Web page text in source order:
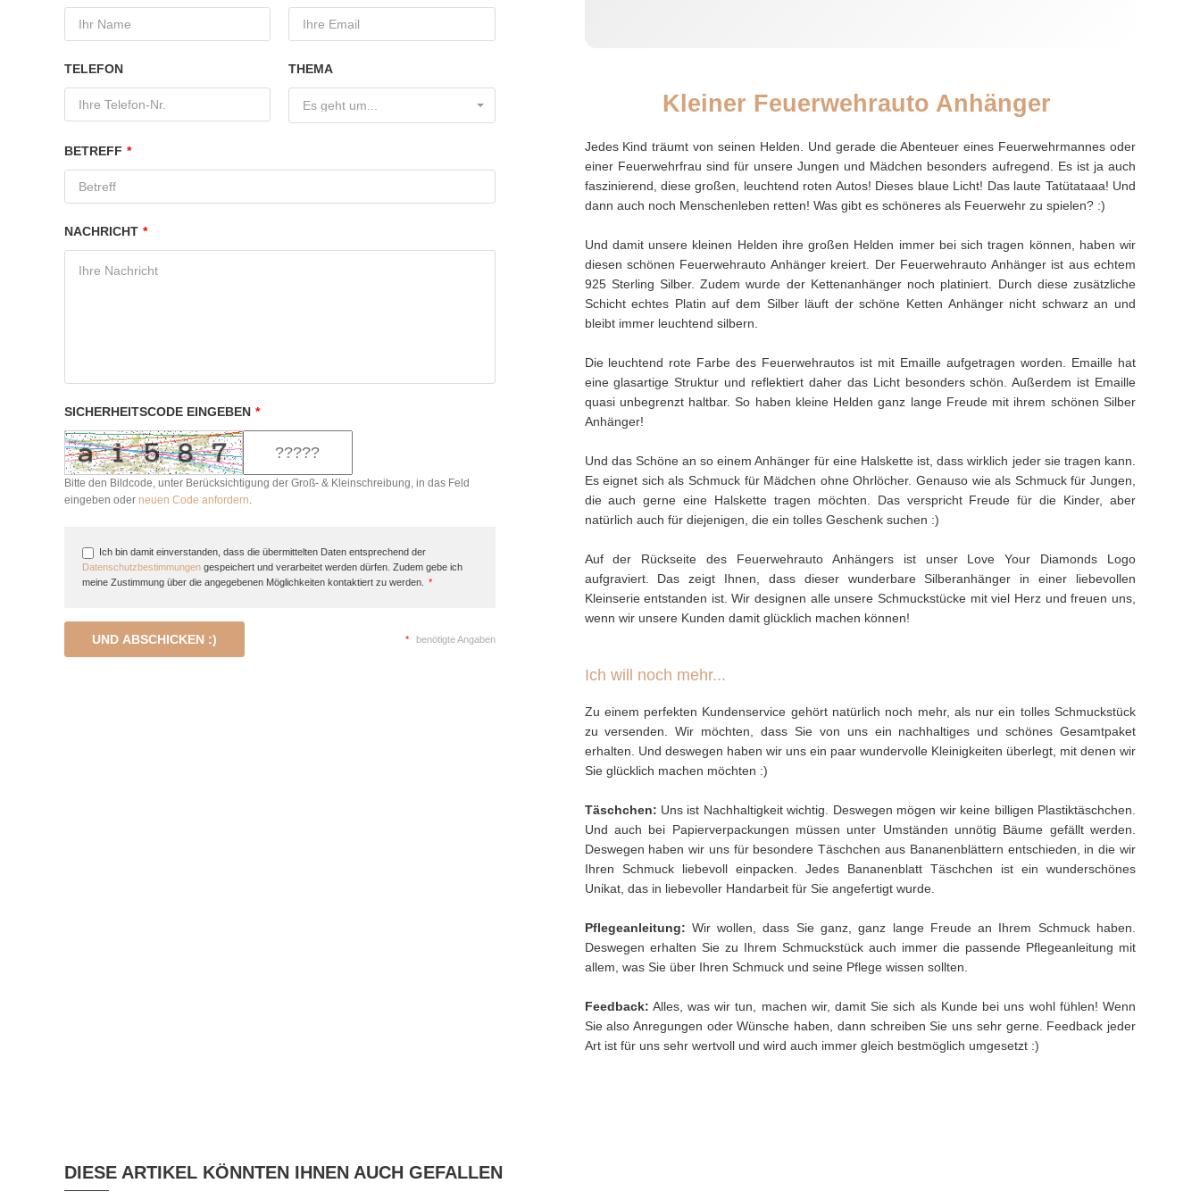
TELEFON THEMA
Es geht um...
BETREFF *
NACHRICHT *
SICHERHEITSCODE EINGEBEN *
Bitte den Bildcode, unter Berücksichtigung der Groß- & Kleinschreibung, in das Feld
eingeben oder neuen Code anfordern.
Ich bin damit einverstanden, dass die übermittelten Daten entsprechend der
Datenschutzbestimmungen gespeichert und verarbeitet werden dürfen. Zudem gebe ich
meine Zustimmung über die angegebenen Möglichkeiten kontaktiert zu werden.
*
UND ABSCHICKEN :) * benötigte Angaben
Kleiner Feuerwehrauto Anhänger
Jedes Kind träumt von seinen Helden. Und gerade die Abenteuer eines Feuerwehrmannes oder
einer Feuerwehrfrau sind für unsere Jungen und Mädchen besonders aufregend. Es ist ja auch
faszinierend, diese großen, leuchtend roten Autos! Dieses blaue Licht! Das laute Tatütataaa! Und
dann auch noch Menschenleben retten! Was gibt es schöneres als Feuerwehr zu spielen? :)
Und damit unsere kleinen Helden ihre großen Helden immer bei sich tragen können, haben wir
diesen schönen Feuerwehrauto Anhänger kreiert. Der Feuerwehrauto Anhänger ist aus echtem
925 Sterling Silber. Zudem wurde der Kettenanhänger noch platiniert. Durch diese zusätzliche
Schicht echtes Platin auf dem Silber läuft der schöne Ketten Anhänger nicht schwarz an und
bleibt immer leuchtend silbern.
Die leuchtend rote Farbe des Feuerwehrautos ist mit Emaille aufgetragen worden. Emaille hat
eine glasartige Struktur und reflektiert daher das Licht besonders schön. Außerdem ist Emaille
quasi unbegrenzt haltbar. So haben kleine Helden ganz lange Freude mit ihrem schönen Silber
Anhänger!
Und das Schöne an so einem Anhänger für eine Halskette ist, dass wirklich jeder sie tragen kann.
Es eignet sich als Schmuck für Mädchen ohne Ohrlöcher. Genauso wie als Schmuck für Jungen,
die auch gerne eine Halskette tragen möchten. Das verspricht Freude für die Kinder, aber
natürlich auch für diejenigen, die ein tolles Geschenk suchen :)
Auf der Rückseite des Feuerwehrauto Anhängers ist unser Love Your Diamonds Logo
aufgraviert. Das zeigt Ihnen, dass dieser wunderbare Silberanhänger in einer liebevollen
Kleinserie entstanden ist. Wir designen alle unsere Schmuckstücke mit viel Herz und freuen uns,
wenn wir unsere Kunden damit glücklich machen können!
Ich will noch mehr...
Zu einem perfekten Kundenservice gehört natürlich noch mehr, als nur ein tolles Schmuckstück
zu versenden. Wir möchten, dass Sie von uns ein nachhaltiges und schönes Gesamtpaket
erhalten. Und deswegen haben wir uns ein paar wundervolle Kleinigkeiten überlegt, mit denen wir
Sie glücklich machen möchten :)
Täschchen: Uns ist Nachhaltigkeit wichtig. Deswegen mögen wir keine billigen Plastiktäschchen.
Und auch bei Papierverpackungen müssen unter Umständen unnötig Bäume gefällt werden.
Deswegen haben wir uns für besondere Täschchen aus Bananenblättern entschieden, in die wir
Ihren Schmuck liebevoll einpacken. Jedes Bananenblatt Täschchen ist ein wunderschönes
Unikat, das in liebevoller Handarbeit für Sie angefertigt wurde.
Pflegeanleitung: Wir wollen, dass Sie ganz, ganz lange Freude an Ihrem Schmuck haben.
Deswegen erhalten Sie zu Ihrem Schmuckstück auch immer die passende Pflegeanleitung mit
allem, was Sie über Ihren Schmuck und seine Pflege wissen sollten.
Feedback: Alles, was wir tun, machen wir, damit Sie sich als Kunde bei uns wohl fühlen! Wenn
Sie also Anregungen oder Wünsche haben, dann schreiben Sie uns sehr gerne. Feedback jeder
Art ist für uns sehr wertvoll und wird auch immer gleich bestmöglich umgesetzt :)
DIESE ARTIKEL KÖNNTEN IHNEN AUCH GEFALLEN